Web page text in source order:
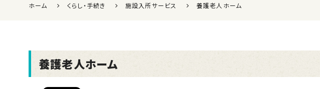
ホーム くらし・手続き 施設入所サービス 養護老人ホーム
養護老人ホーム